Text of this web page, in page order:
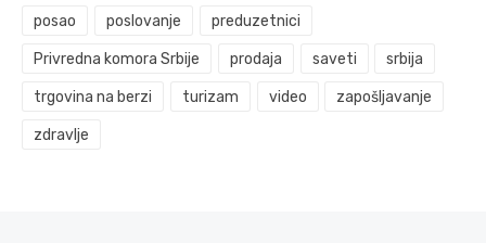
posao poslovanje preduzetnici
Privredna komora Srbije prodaja saveti srbija
trgovina na berzi turizam video zapošljavanje
zdravlje